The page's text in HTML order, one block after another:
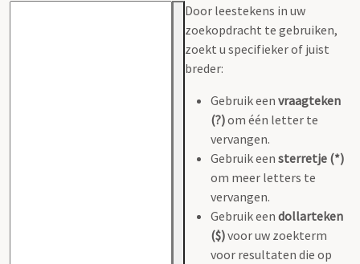
Door leestekens in uw
zoekopdracht te gebruiken,
zoekt u specifieker of juist
breder:
Gebruik een vraagteken
(?)om één letter te
vervangen.
Gebruik een sterretje (*)
om meer letters te
vervangen.
Gebruik een dollarteken
($)voor uw zoekterm
voor resultaten die op